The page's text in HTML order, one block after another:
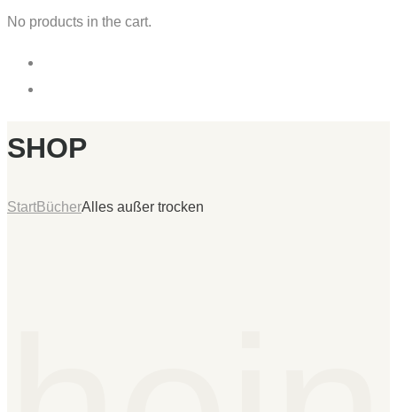
No products in the cart.
SHOP
StartBücherAlles außer trocken